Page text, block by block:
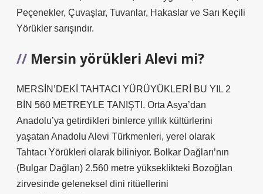
Peçenekler, Çuvaşlar, Tuvanlar, Hakaslar ve Sarı Keçili
Yörükler sarışındır.
Mersin yörükleri Alevi mi?
MERSİN’DEKİ TAHTACI YÜRÜYÜKLERİ BU YIL 2
BİN 560 METREYLE TANIŞTI. Orta Asya’dan
Anadolu’ya getirdikleri binlerce yıllık kültürlerini
yaşatan Anadolu Alevi Türkmenleri, yerel olarak
Tahtacı Yörükleri olarak biliniyor. Bolkar Dağları’nın
(Bulgar Dağları) 2.560 metre yükseklikteki Bozoğlan
zirvesinde geleneksel dini ritüellerini